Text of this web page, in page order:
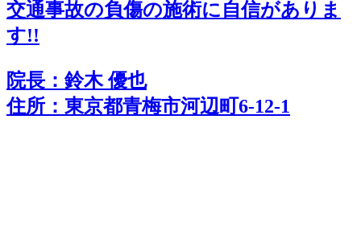
交通事故の負傷の施術に自信がありま
す!!
院長：鈴木 優也
住所：東京都青梅市河辺町6-12-1